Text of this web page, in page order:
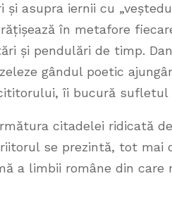
asupra iernii cu
în metafore
și pendulări de timp.
gândul poetic
îi bucură sufletul
citadelei ridicată
se prezintă, tot mai
a limbii române din care